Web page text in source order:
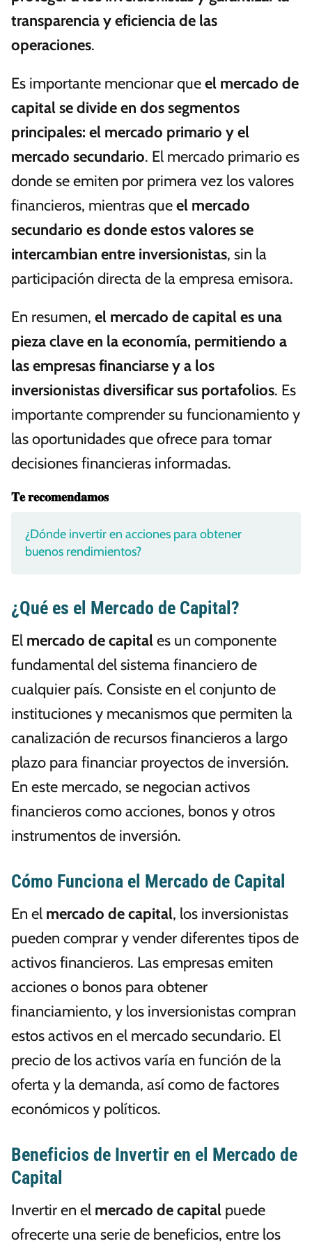
transparencia y eficiencia de las
operaciones.
Es importante mencionar queel mercado de
capital se divide en dos segmentos
principales: el mercado primario y el
mercado secundario. El mercado primario es
donde se emiten por primera vez los valores
financieros, mientras queel mercado
secundario es donde estos valores se
intercambian entre inversionistas, sin la
participación directa de la empresa emisora.
En resumen, el mercado de capital es una
pieza clave en la economía, permitiendo a
las empresas financiarse y a los
inversionistas diversificar sus portafolios. Es
importante comprender su funcionamiento y
las oportunidades que ofrece para tomar
decisiones financieras informadas.
𝐓𝐞 𝐫𝐞𝐜𝐨𝐦𝐞𝐧𝐝𝐚𝐦𝐨𝐬
¿Dónde invertir en acciones para obtener
buenos rendimientos?
¿Qué es el Mercado de Capital?
El mercado de capitales un componente
fundamental del sistema financiero de
cualquier país. Consiste en el conjunto de
instituciones y mecanismos que permiten la
canalización de recursos financieros a largo
plazo para financiar proyectos de inversión.
En este mercado, se negocian activos
financieros como acciones, bonos y otros
instrumentos de inversión.
Cómo Funciona el Mercado de Capital
En el mercado de capital, los inversionistas
pueden comprar y vender diferentes tipos de
activos financieros. Las empresas emiten
acciones o bonos para obtener
financiamiento, y los inversionistas compran
estos activos en el mercado secundario. El
precio de los activos varía en función de la
oferta y la demanda, así como de factores
económicos y políticos.
Beneficios de Invertir en el Mercado de
Capital
Invertir en el mercado de capital puede
ofrecerte una serie de beneficios, entre los